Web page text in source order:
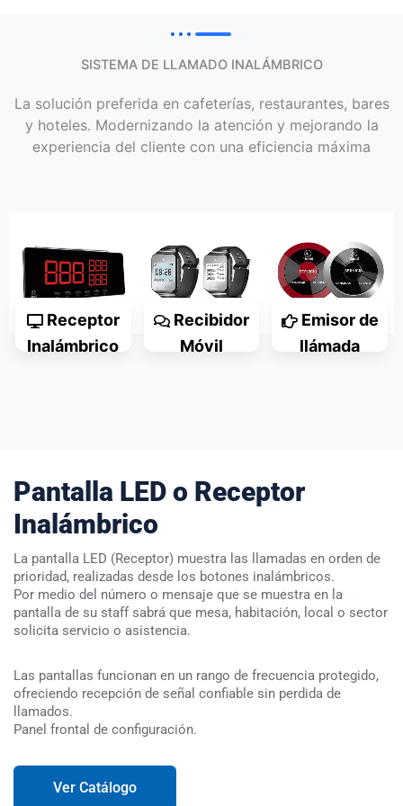
SISTEMA DE LLAMADO INALÁMBRICO
La solución preferida en cafeterías, restaurantes, bares
y hoteles. Modernizando la atención y mejorando la
experiencia del cliente con una eficiencia máxima
Receptor
Inalámbrico
Ver màs
Recibidor
Móvil
Emisor de
llámada
Pantalla LED o Receptor
Inalámbrico
La pantalla LED (Receptor) muestra las llamadas en orden de
prioridad, realizadas desde los botones inalámbricos.
Por medio del número o mensaje que se muestra en la
pantalla de su staff sabrá que mesa, habitación, local o sector
solicita servicio o asistencia.
Las pantallas funcionan en un rango de frecuencia protegido,
ofreciendo recepción de señal confiable sin perdida de
llamados.
Panel frontal de configuración.
Ver Catálogo